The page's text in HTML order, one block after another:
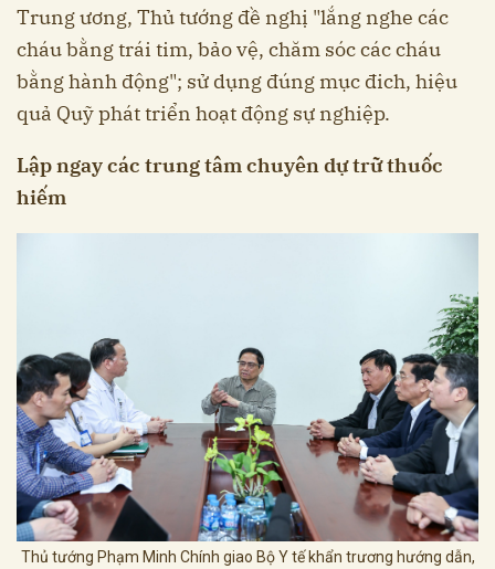
Trung ương, Thủ tướng đề nghị "lắng nghe các
cháu bằng trái tim, bảo vệ, chăm sóc các cháu
bằng hành động"; sử dụng đúng mục đich, hiệu
quả Quỹ phát triển hoạt động sự nghiệp.
Lập ngay các trung tâm chuyên dự trữ thuốc
hiếm
Thủ tướng Phạm Minh Chính giao Bộ Y tế khẩn trương hướng dẫn,